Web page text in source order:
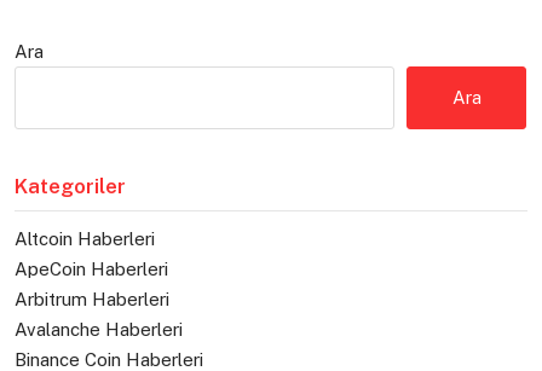
Ara
Ara
Kategoriler
Altcoin Haberleri
ApeCoin Haberleri
Arbitrum Haberleri
Avalanche Haberleri
Binance Coin Haberleri